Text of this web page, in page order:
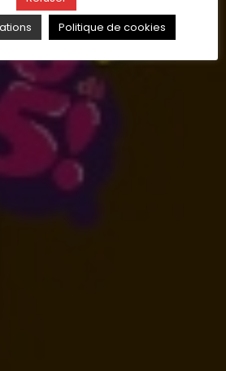
Politique de cookies